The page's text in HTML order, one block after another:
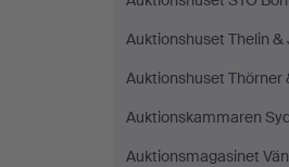
Auktionshuset Thelin &
Auktionshuset Thörner
Auktionskammaren
Auktionsmagasinet